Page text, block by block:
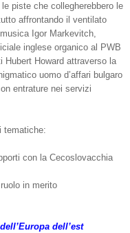
piste che collegherebbero le
affrontando il ventilato
Igor Markevitch,
inglese organico al PWB
Hubert Howard attraverso la
uomo d’affari bulgaro
entrature nei servizi
tematiche:
con la Cecoslovacchia
in merito
dell’est